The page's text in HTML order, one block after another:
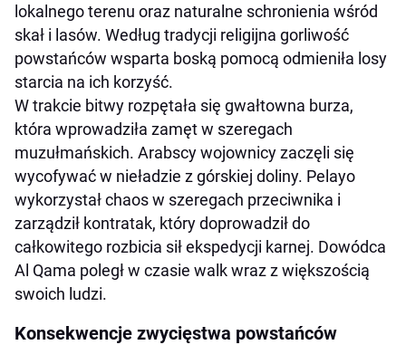
lokalnego terenu oraz naturalne schronienia wśród
skał i lasów. Według tradycji religijna gorliwość
powstańców wsparta boską pomocą odmieniła losy
starcia na ich korzyść.
W trakcie bitwy rozpętała się gwałtowna burza,
która wprowadziła zamęt w szeregach
muzułmańskich. Arabscy wojownicy zaczęli się
wycofywać w nieładzie z górskiej doliny. Pelayo
wykorzystał chaos w szeregach przeciwnika i
zarządził kontratak, który doprowadził do
całkowitego rozbicia sił ekspedycji karnej. Dowódca
Al Qama poległ w czasie walk wraz z większością
swoich ludzi.
Konsekwencje zwycięstwa powstańców